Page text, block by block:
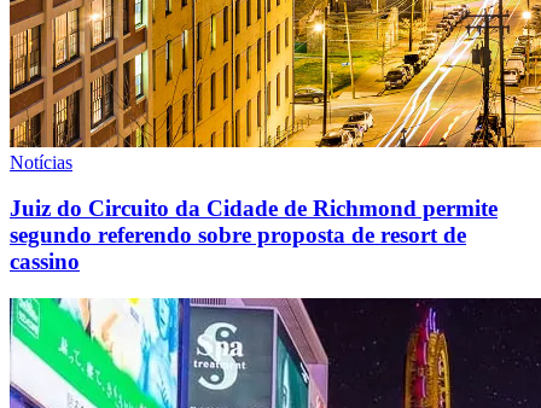
Notícias
Juiz do Circuito da Cidade de Richmond permite
segundo referendo sobre proposta de resort de
cassino